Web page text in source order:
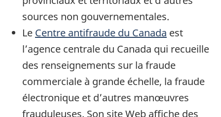
sources non gouvernementales.
Le Centre antifraude du Canada est
l’agence centrale du Canada qui recueille
des renseignements sur la fraude
commerciale à grande échelle, la fraude
électronique et d’autres manœuvres
frauduleuses. Son site Web affiche des